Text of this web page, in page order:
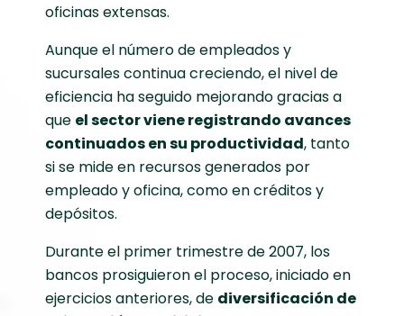
oficinas extensas.
Aunque el número de empleados y
sucursales continua creciendo, el nivel de
eficiencia ha seguido mejorando gracias a
que el sector viene registrando avances
continuados en su productividad, tanto
si se mide en recursos generados por
empleado y oficina, como en créditos y
depósitos.
Durante el primer trimestre de 2007, los
bancos prosiguieron el proceso, iniciado en
ejercicios anteriores, de diversificación de